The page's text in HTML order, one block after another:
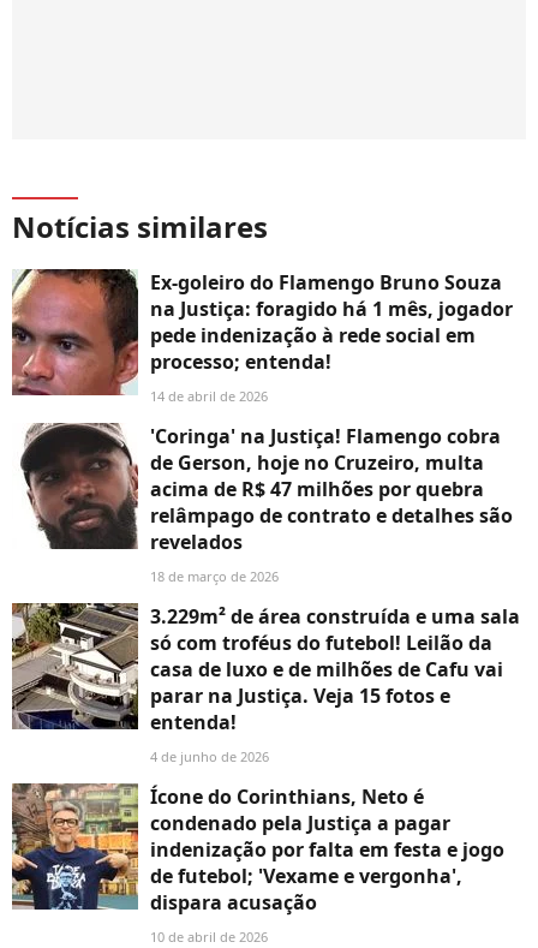
Notícias similares
Ex-goleiro do Flamengo Bruno Souza
na Justiça: foragido há 1 mês, jogador
pede indenização à rede social em
processo; entenda!
14 de abril de 2026
'Coringa' na Justiça! Flamengo cobra
de Gerson, hoje no Cruzeiro, multa
acima de R$ 47 milhões por quebra
relâmpago de contrato e detalhes são
revelados
18 de março de 2026
3.229m² de área construída e uma sala
só com troféus do futebol! Leilão da
casa de luxo e de milhões de Cafu vai
parar na Justiça. Veja 15 fotos e
entenda!
4 de junho de 2026
Ícone do Corinthians, Neto é
condenado pela Justiça a pagar
indenização por falta em festa e jogo
de futebol; 'Vexame e vergonha',
dispara acusação
10 de abril de 2026